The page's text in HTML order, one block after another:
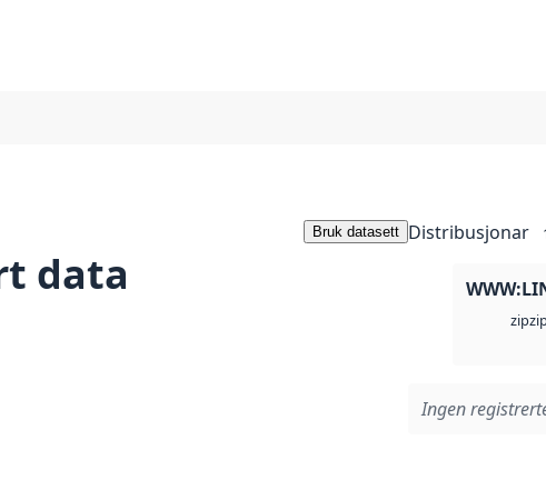
data
Bruk datasett Distribusjonar
zip
Ingen